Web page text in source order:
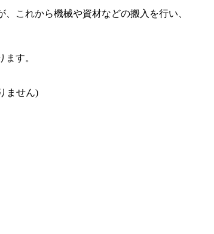
これから機械や資材などの搬入を行い、
す。
ません)